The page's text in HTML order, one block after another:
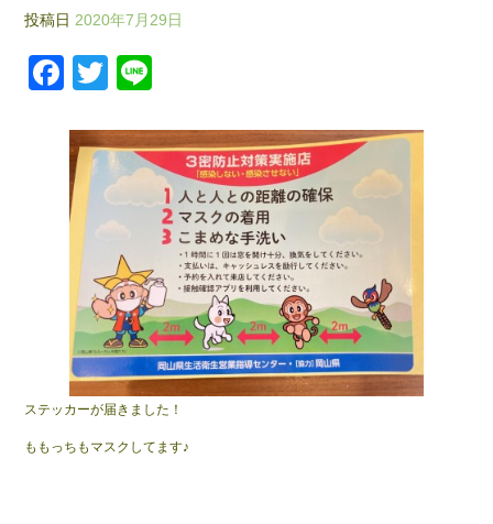
投稿日 2020年7月29日
F
c
e
b
o
o
k
T
tt
er
e
ステッカーが届きました！
ももっちもマスクしてます♪